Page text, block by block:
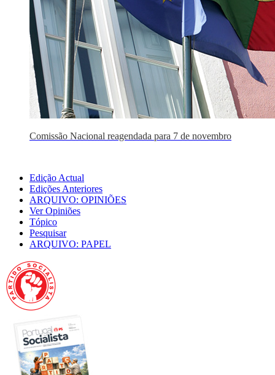
Comissão Nacional reagendada para 7 de novembro
Edição Actual
Edições Anteriores
ARQUIVO: OPINIÕES
Ver Opiniões
Tópico
Pesquisar
ARQUIVO: PAPEL